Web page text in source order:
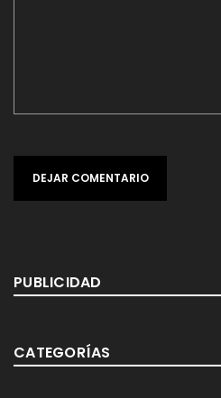
DEJAR COMENTARIO
PUBLICIDAD
CATEGORÍAS